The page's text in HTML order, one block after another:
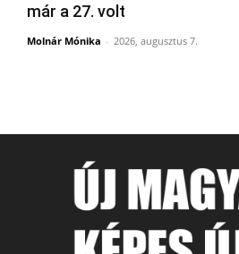
már a 27. volt
Molnár Mónika - 2026, augusztus 7.